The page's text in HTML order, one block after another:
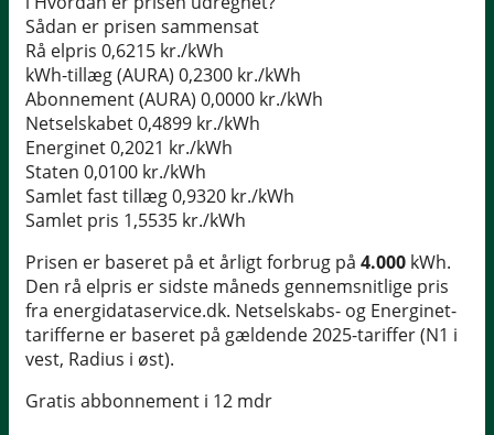
Sådan er prisen sammensat
Rå elpris 0,6215 kr./kWh
kWh-tillæg (AURA) 0,2300 kr./kWh
Abonnement (AURA) 0,0000 kr./kWh
Netselskabet0,4899 kr./kWh
Energinet0,2021 kr./kWh
Staten 0,0100 kr./kWh
Samlet fast tillæg0,9320 kr./kWh
Samlet pris 1,5535 kr./kWh
Prisen er baseret på et årligt forbrug på 4.000 kWh.
Den rå elpris er sidste måneds gennemsnitlige pris
fra energidataservice.dk. Netselskabs- og Energinet-
tarifferne er baseret på gældende 2025-tariffer (N1 i
vest, Radius i øst).
Gratis abbonnement i 12 mdr